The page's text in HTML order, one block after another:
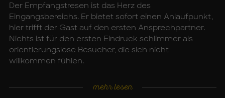
Der Empfangstresen ist das Herz des
Eingangsbereichs. Er bietet sofort einen Anlaufpunkt,
hier trifft der Gast auf den ersten Ansprechpartner.
Nichts ist für den ersten Eindruck schlimmer als
orientierungslose Besucher, die sich nicht
willkommen fühlen.
mehr lesen